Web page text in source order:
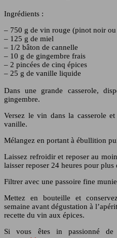
Ingrédients :
– 750 g de vin rouge (pinot noir
– 125 g de miel
– 1/2 bâton de cannelle
– 10 g de gingembre frais
– 2 pincées de cinq épices
– 25 g de vanille liquide
Dans une grande casserole,
gingembre.
Versez le vin dans la casserole
vanille.
Mélangez en portant à ébullition
Laissez refroidir et reposer au
laisser reposer 24 heures pour plus
Filtrer avec une passoire fine
Mettez en bouteille et
semaine avant dégustation à
recette du vin aux épices.
Si vous êtes in passionné